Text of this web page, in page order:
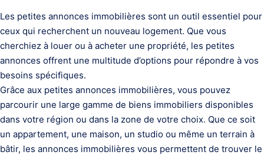
Les petites annonces immobilières sont un outil essentiel pour
ceux qui recherchent un nouveau logement. Que vous
cherchiez à louer ou à acheter une propriété, les petites
annonces offrent une multitude d’options pour répondre à vos
besoins spécifiques.
Grâce aux petites annonces immobilières, vous pouvez
parcourir une large gamme de biens immobiliers disponibles
dans votre région ou dans la zone de votre choix. Que ce soit
un appartement, une maison, un studio ou même un terrain à
bâtir, les annonces immobilières vous permettent de trouver le